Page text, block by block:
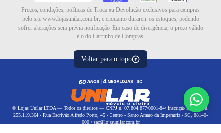
Preços, condições, políticas de Troca ou Devolução exclusivos para compras
pelo site www.lojasunilar.com.br, e enquanto durarem os estoques, podendo
sofrer alterações sem prévia notificação. Em caso de divergência, o preço válido
é o do Carrinho de Compras.
Voltar para o topo
© Lojas Unilar LTDA — Todos os direitos — CNPJ n. 07.804.877/0001-84/ Inscrição Estadual n.
255.119.364 - Rua Escrivão Alfredo Porto, 45 - Centro - Santo Amaro da Imperatriz - SC, 88140-
000 / sac@lojasunilar.com.br